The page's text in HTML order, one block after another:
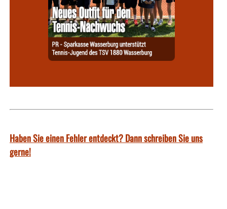
Haben Sie einen Fehler entdeckt? Dann schreiben Sie uns
gerne!